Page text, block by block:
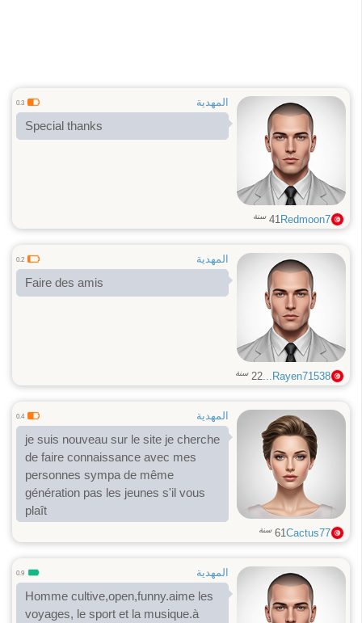
المهدية 0.3
Special thanks
Redmoon7
41 سنة
المهدية 0.2
Faire des amis
Rayen71538...
22 سنة
المهدية 0.4
je suis nouveau sur le site je cherche
de faire connaissance avec mes
personnes sympa de même
génération pas les jeunes s'il vous
plaît
Cactus77
61 سنة
المهدية 0.9
Homme cultive,open,funny.aime les
voyages, le sport et la musique.à